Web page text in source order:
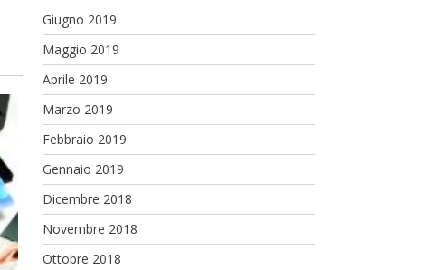
Giugno 2019
Maggio 2019
Aprile 2019
Marzo 2019
Febbraio 2019
Gennaio 2019
Dicembre 2018
Novembre 2018
Ottobre 2018